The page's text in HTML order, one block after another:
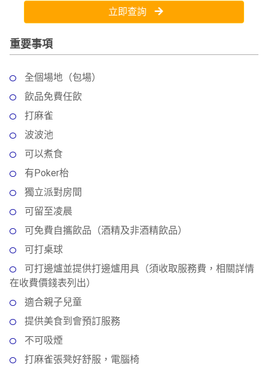
訂
製
禮
場
佈
置
用
即
食
煮
系
列
聚
會
及
拖
餐
業
公
司
動
婚
禮
子
活
動
器
情
心
願
單
關
立即查詢
重要事項
全個場地（包場）
飲品免費任飲
打麻雀
波波池
可以煮食
有Poker枱
獨立派對房間
可留至凌晨
可免費自攜飲品（酒精及非酒精飲品）
可打桌球
可打邊爐並提供打邊爐用具（須收取服務費，相關詳情
在收費價錢表列出）
適合親子兒童
提供美食到會預訂服務
不可吸煙
打麻雀張凳好舒服，電腦椅